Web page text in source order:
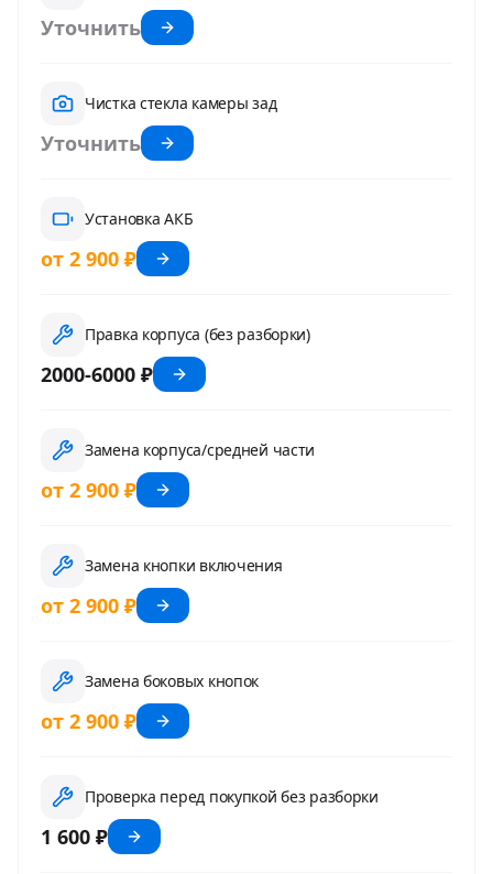
Уточнить
Чистка стекла камеры зад
Уточнить
Установка АКБ
от 2 900 ₽
Правка корпуса (без разборки)
2000-6000 ₽
Замена корпуса/средней части
от 2 900 ₽
Замена кнопки включения
от 2 900 ₽
Замена боковых кнопок
от 2 900 ₽
Проверка перед покупкой без разборки
1 600 ₽